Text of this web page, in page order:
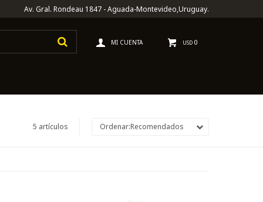
USD 0
Av. Gral. Rondeau 1847 - Aguada-Montevideo,Uruguay.
5 artículos Recomendados